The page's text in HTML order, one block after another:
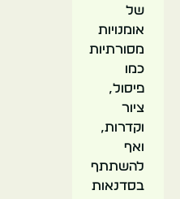
של
אומנויות
מסורתיות
כמו
פיסול,
ציור
וקדרות,
ואף
להשתתף
בסדנאות